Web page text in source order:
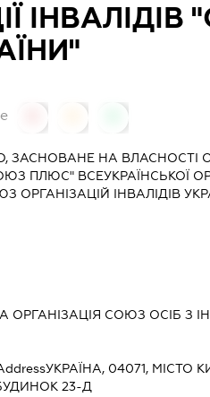
ІНВАЛІДІВ
ЗАСНОВАНЕ НА ВЛАСНОСТІ
ПЛЮС" ВСЕУКРАЇНСЬКОЇ
ОРГАНІЗАЦІЙ ІНВАЛІДІВ
ОРГАНІЗАЦІЯ СОЮЗ ОСІБ З
УКРАЇНА, 04071, МІСТО
23-Д